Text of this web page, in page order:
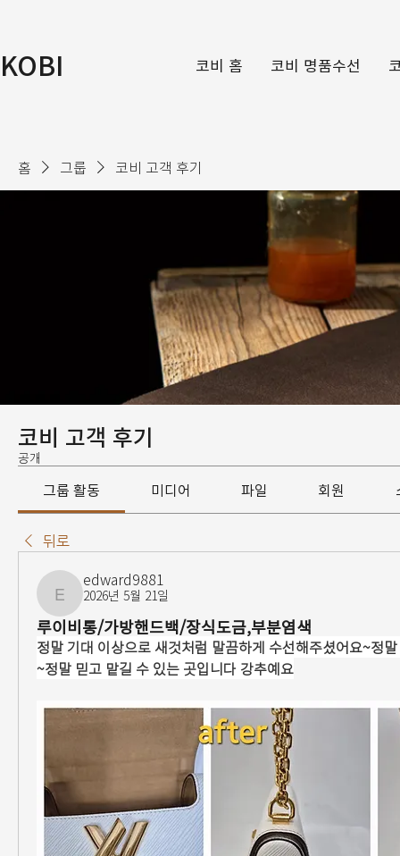
KOBI 코비 홈 코비 명품수선
홈 그룹 코비 고객 후기
코비 고객 후기
공개
그룹 활동 미디어 파일 회원
뒤로
edward9881
edward9881
2026년 5월 21일
루이비통/가방핸드백/장식도금,부분염색
정말 기대 이상으로 새것처럼 말끔하게 수선해주셨어요~정
~정말 믿고 맡길 수 있는 곳입니다 강추예요